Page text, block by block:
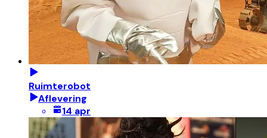
Ruimterobot
Aflevering
14 apr